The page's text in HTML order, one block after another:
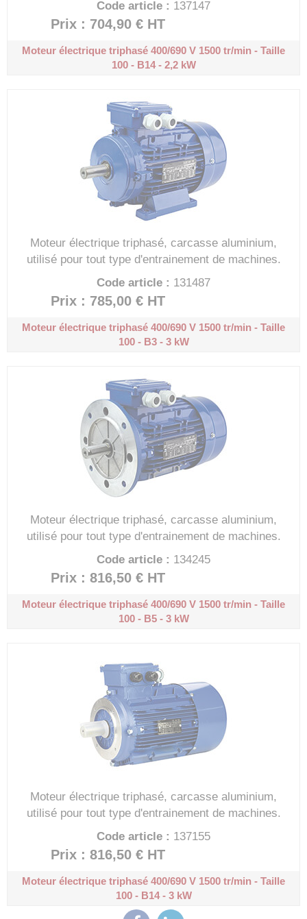
Code article : 137147
Prix : 704,90 € HT
Moteur électrique triphasé 400/690 V 1500 tr/min - Taille
100 - B14 - 2,2 kW
Moteur électrique triphasé, carcasse aluminium,
utilisé pour tout type d'entrainement de machines.
Code article : 131487
Prix : 785,00 € HT
Moteur électrique triphasé 400/690 V 1500 tr/min - Taille
100 - B3 - 3 kW
Moteur électrique triphasé, carcasse aluminium,
utilisé pour tout type d'entrainement de machines.
Code article : 134245
Prix : 816,50 € HT
Moteur électrique triphasé 400/690 V 1500 tr/min - Taille
100 - B5 - 3 kW
Moteur électrique triphasé, carcasse aluminium,
utilisé pour tout type d'entrainement de machines.
Code article : 137155
Prix : 816,50 € HT
Moteur électrique triphasé 400/690 V 1500 tr/min - Taille
100 - B14 - 3 kW